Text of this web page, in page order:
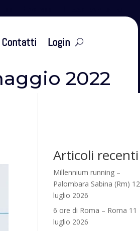
Contatti Login
2022
Articoli recenti
Millennium running –
Palombara Sabina (Rm) 12
luglio 2026
6 ore di Roma – Roma 11
luglio 2026